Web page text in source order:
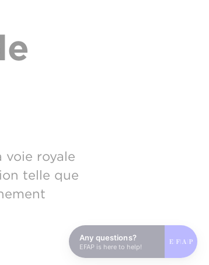
royale
telle que
Any questions?
EFAP is here to help!